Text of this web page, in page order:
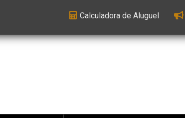
Calculadora de Aluguel